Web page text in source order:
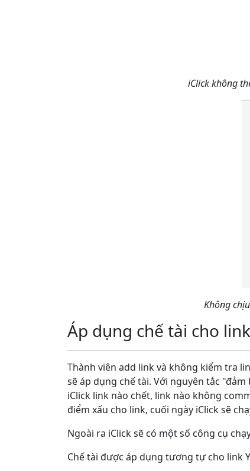
iClick không
Không
Áp dụng chế tài cho
Thành viên add link và không kiểm tra
sẽ áp dụng chế tài. Với nguyên tắc
iClick link nào chết, link nào không
điểm xấu cho link, cuối ngày iClick sẽ
Ngoài ra iClick sẽ có một số công cụ
Chế tài được áp dụng tương tự cho link